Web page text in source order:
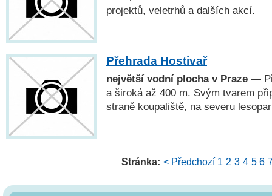
projektů, veletrhů a dalších akcí.
Přehrada Hostivař
největší vodní plocha v Praze —
a široká až 400 m. Svým tvarem
straně koupaliště, na severu
Stránka: < Předchozí 1 2 3 4 5 6